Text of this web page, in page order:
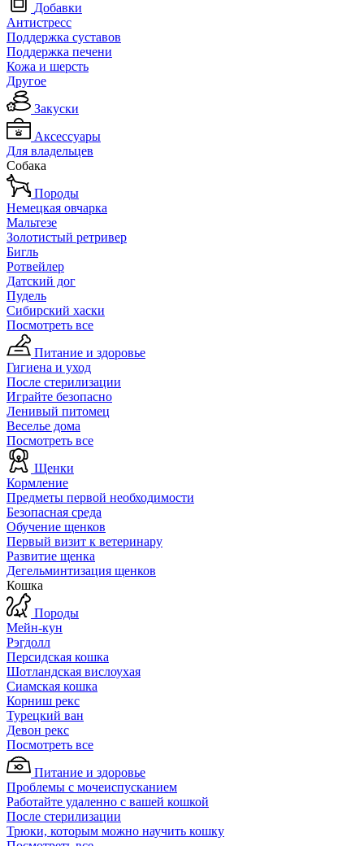
Добавки
Антистресс
Поддержка суставов
Поддержка печени
Кожа и шерсть
Другое
Закуски
Аксессуары
Для владельцев
Собака
Породы
Немецкая овчарка
Мальтезе
Золотистый ретривер
Бигль
Ротвейлер
Датский дог
Пудель
Сибирский хаски
Посмотреть все
Питание и здоровье
Гигиена и уход
После стерилизации
Играйте безопасно
Ленивый питомец
Веселье дома
Посмотреть все
Щенки
Кормление
Предметы первой необходимости
Безопасная среда
Обучение щенков
Первый визит к ветеринару
Развитие щенка
Дегельминтизация щенков
Кошка
Породы
Мейн-кун
Рэгдолл
Персидская кошка
Шотландская вислоухая
Сиамская кошка
Корниш рекс
Турецкий ван
Девон рекс
Посмотреть все
Питание и здоровье
Проблемы с мочеиспусканием
Работайте удаленно с вашей кошкой
После стерилизации
Трюки, которым можно научить кошку